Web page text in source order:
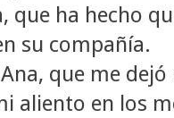
que ha hecho
su compañía.
que me
aliento en los